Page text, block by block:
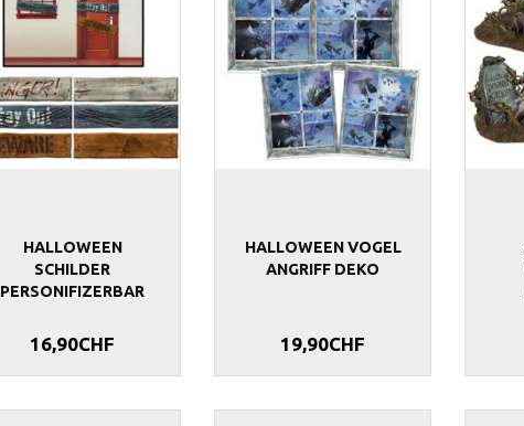
HALLOWEEN
SCHILDER
PERSONIFIZERBAR
16,90CHF
HALLOWEEN VOGEL
ANGRIFF DEKO
19,90CHF